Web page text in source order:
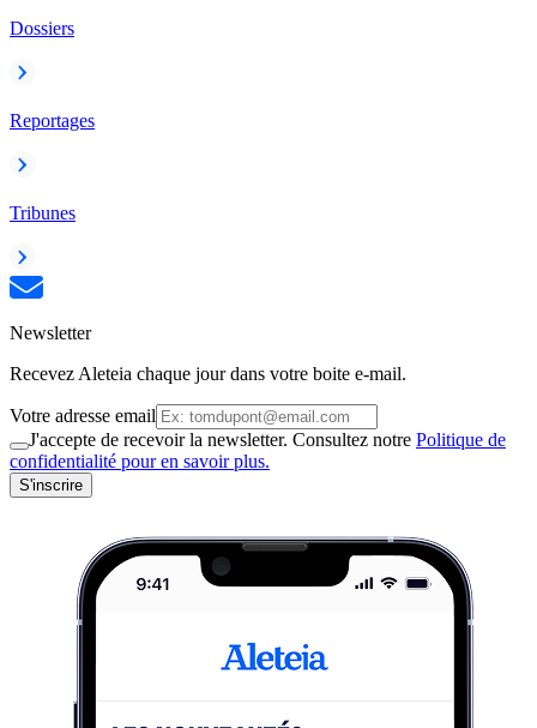
Dossiers
Reportages
Tribunes
Newsletter
Recevez Aleteia chaque jour dans votre boite e-mail.
Votre adresse email
J'accepte de recevoir la newsletter. Consultez notre Politique de
confidentialité pour en savoir plus.
S'inscrire